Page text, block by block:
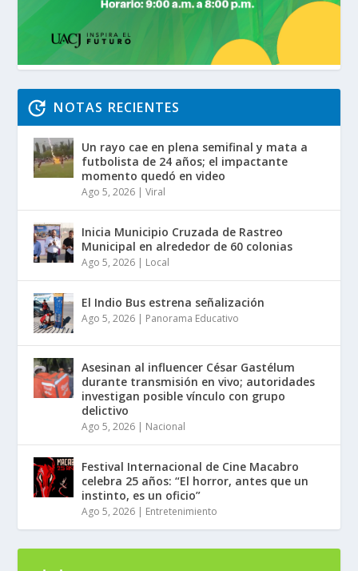
NOTAS RECIENTES
Un rayo cae en plena semifinal y mata a
futbolista de 24 años; el impactante
momento quedó en video
Ago 5, 2026 |Viral
Inicia Municipio Cruzada de Rastreo
Municipal en alrededor de 60 colonias
Ago 5, 2026 | Local
El Indio Bus estrena señalización
Ago 5, 2026 | Panorama Educativo
Asesinan al influencer César Gastélum
durante transmisión en vivo; autoridades
investigan posible vínculo con grupo
delictivo
Ago 5, 2026 | Nacional
Festival Internacional de Cine Macabro
celebra 25 años: “El horror, antes que un
instinto, es un oficio”
Ago 5, 2026 | Entretenimiento